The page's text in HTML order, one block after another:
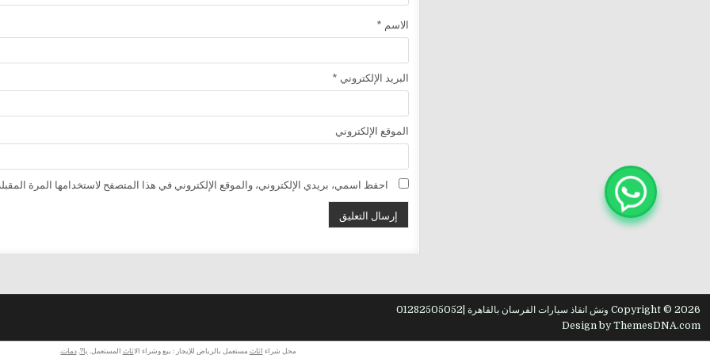
الاسم *
البريد الإلكتروني *
الموقع الإلكتروني
احفظ اسمي، بريدي الإلكتروني، والموقع الإلكتروني في هذا المتصفح لاستخدامها المرة
Copyright © 2026 ونش انقاذ سيارات الفرسان بالقاهرة |01282505052
Design by ThemesDNA.com
محل شراء اثاث مستعمل بالرياض للإيجار : بيع وشراء الاثاث المستعمل. با? .دمات